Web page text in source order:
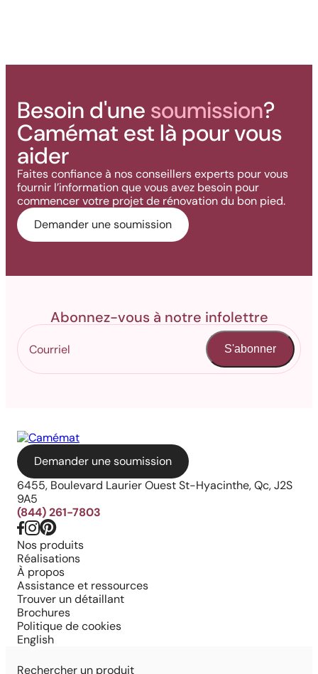
Besoin d'une soumission?
Camémat est là pour vous
aider
Faites confiance à nos conseillers experts pour vous
fournir l’information que vous avez besoin pour
commencer votre projet de rénovation du bon pied.
Demander une soumission
Abonnez-vous à notre infolettre
S'abonner
Demander une soumission
6455, Boulevard Laurier Ouest St-Hyacinthe, Qc, J2S
9A5
(844) 261-7803
Nos produits
Réalisations
À propos
Assistance et ressources
Trouver un détaillant
Brochures
Politique de cookies
English
Rechercher un produit